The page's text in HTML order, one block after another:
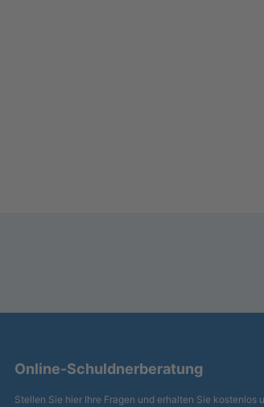
Online-Schuldnerberatung
Stellen Sie hier Ihre Fragen und erhalten Sie kostenlos